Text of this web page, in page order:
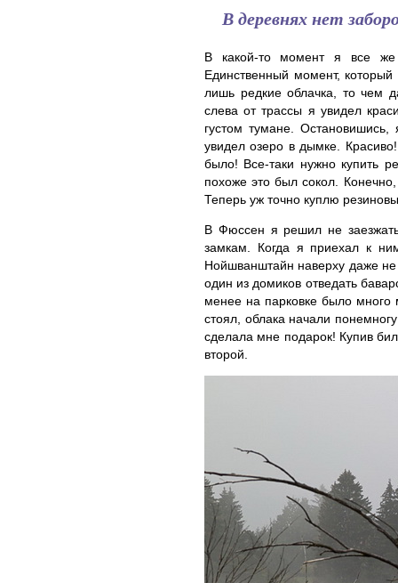
В деревнях нет
В какой-то момент я все же
Единственный момент,
лишь редкие облачка, то чем
слева от трассы я увидел
густом тумане.
увидел озеро в дымке.
было! Все-таки нужно купить
похоже это был сокол.
Теперь уж точно куплю
В Фюссен я решил не
замкам. Когда я приехал к
Нойшванштайн наверху даже
один из домиков отведать
менее на парковке было
стоял, облака начали
сделала мне подарок! Купив
второй.